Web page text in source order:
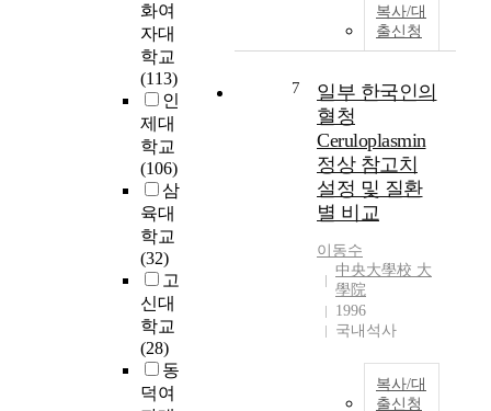
화여
자대
학교
(113)
인
제대
학교
(106)
삼
육대
학교
(32)
고
신대
학교
(28)
동
덕여
복사/대
출신청
7
일부 한국인의
혈청
Ceruloplasmin
정상 참고치
설정 및 질환
별 비교
이동수
中央大學校 大
學院
1996
국내석사
복사/대
출신청